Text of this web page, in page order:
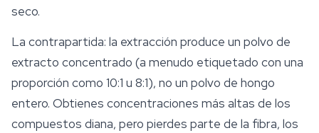
seco.
La contrapartida: la extracción produce un polvo de
extracto concentrado (a menudo etiquetado con una
proporción como 10:1 u 8:1), no un polvo de hongo
entero. Obtienes concentraciones más altas de los
compuestos diana, pero pierdes parte de la fibra, los